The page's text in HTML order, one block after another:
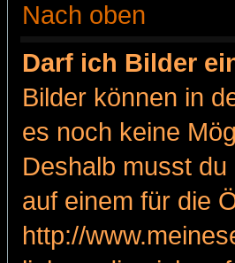
Nach oben
Darf ich Bilder
Bilder können in
es noch keine
Deshalb musst
auf einem für die
http://